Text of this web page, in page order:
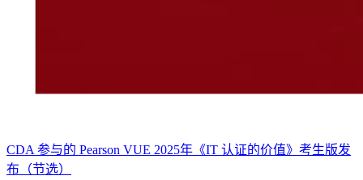
CDA 参与的 Pearson VUE 2025年《IT 认证的价值》考生版发
布（节选）